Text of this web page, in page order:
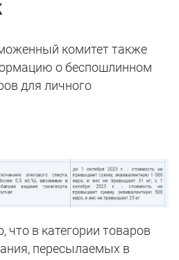
комитет также
о беспошлинном
для личного
что в категории товаров
пересылаемых в